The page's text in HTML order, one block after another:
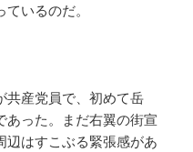
いるのだ。
共産党員で、初めて岳
あった。まだ右翼の街宣
辺はすこぶる緊張感があ